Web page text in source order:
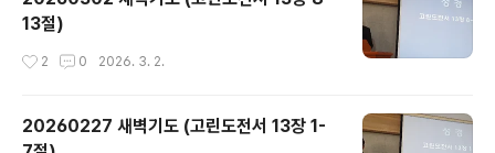
13절)
2 0 2026. 3. 2.
20260227 새벽기도 (고린도전서 13장 1-